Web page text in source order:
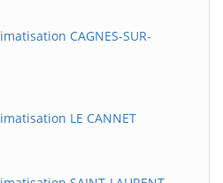
CAGNES-SUR-
LE CANNET